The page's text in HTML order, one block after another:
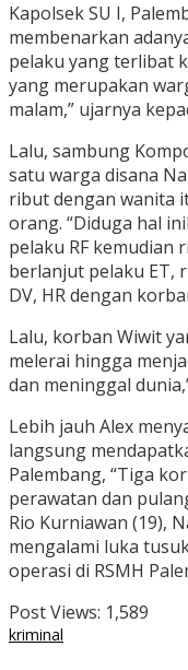
Kapolsek SU I,
membenarkan
pelaku yang terlibat
yang merupakan
malam,” ujarnya
Lalu, sambung
satu warga disana
ribut dengan wanita
orang. “Diduga hal
pelaku RF kemudian
berlanjut pelaku ET,
DV, HR dengan
Lalu, korban Wiwit
melerai hingga
dan meninggal
Lebih jauh Alex
langsung
Palembang, “Tiga
perawatan dan
Rio Kurniawan (19),
mengalami luka
operasi di RSMH
Post Views: 1,589
kriminal